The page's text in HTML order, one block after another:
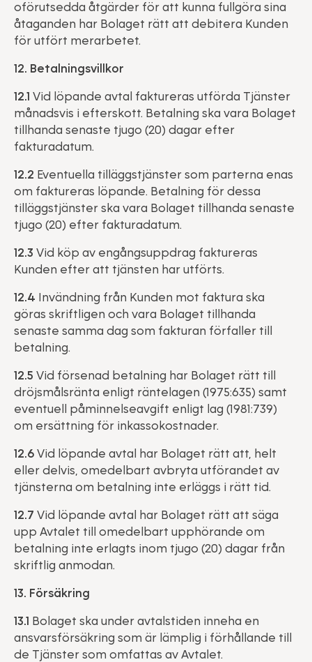
oförutsedda åtgärder för att kunna fullgöra sina
åtaganden har Bolaget rätt att debitera Kunden
för utfört merarbetet.
12. Betalningsvillkor
12.1 Vid löpande avtal faktureras utförda Tjänster
månadsvis i efterskott. Betalning ska vara Bolaget
tillhanda senaste tjugo (20) dagar efter
fakturadatum.
12.2 Eventuella tilläggstjänster som parterna enas
om faktureras löpande. Betalning för dessa
tilläggstjänster ska vara Bolaget tillhanda senaste
tjugo (20) efter fakturadatum.
12.3 Vid köp av engångsuppdrag faktureras
Kunden efter att tjänsten har utförts.
12.4 Invändning från Kunden mot faktura ska
göras skriftligen och vara Bolaget tillhanda
senaste samma dag som fakturan förfaller till
betalning.
12.5 Vid försenad betalning har Bolaget rätt till
dröjsmålsränta enligt räntelagen (1975:635) samt
eventuell påminnelseavgift enligt lag (1981:739)
om ersättning för inkassokostnader.
12.6 Vid löpande avtal har Bolaget rätt att, helt
eller delvis, omedelbart avbryta utförandet av
tjänsterna om betalning inte erläggs i rätt tid.
12.7 Vid löpande avtal har Bolaget rätt att säga
upp Avtalet till omedelbart upphörande om
betalning inte erlagts inom tjugo (20) dagar från
skriftlig anmodan.
13. Försäkring
13.1 Bolaget ska under avtalstiden inneha en
ansvarsförsäkring som är lämplig i förhållande till
de Tjänster som omfattas av Avtalet.